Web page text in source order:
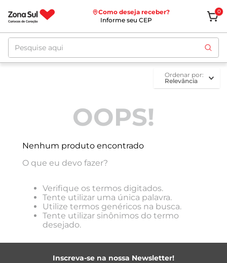
Como deseja receber?
Informe seu CEP
0
Pesquise aqui
ordenar por
Relevância
OOPS!
Nenhum produto encontrado
O que eu devo fazer?
Verifique os termos digitados.
Tente utilizar uma única palavra.
Utilize termos genéricos na busca.
Tente utilizar sinônimos do termo
desejado.
Inscreva-se na nossa Newsletter!